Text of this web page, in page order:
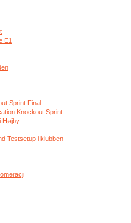
E1
Sprint Final
Knockout Sprint
Højby
Testsetup i klubben